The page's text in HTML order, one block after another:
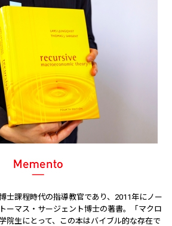
士課程時代の指導教官であり、2011年にノー
ーマス・サージェント博士の著書。「マクロ
院生にとって、この本はバイブル的な存在で